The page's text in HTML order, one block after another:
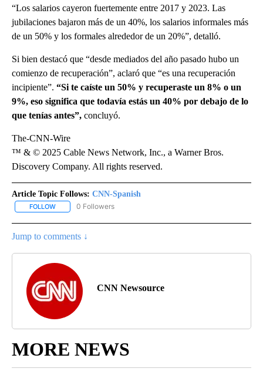
“Los salarios cayeron fuertemente entre 2017 y 2023. Las
jubilaciones bajaron más de un 40%, los salarios informales más
de un 50% y los formales alrededor de un 20%”, detalló.
Si bien destacó que “desde mediados del año pasado hubo un
comienzo de recuperación”, aclaró que “es una recuperación
incipiente”. “Si te caíste un 50% y recuperaste un 8% o un
9%, eso significa que todavía estás un 40% por debajo de lo
que tenías antes”, concluyó.
The-CNN-Wire
™ & © 2025 Cable News Network, Inc., a Warner Bros.
Discovery Company. All rights reserved.
Article Topic Follows: CNN-Spanish
FOLLOW FOLLOW "CNN-SPANISH" TO RECEIVE NOTIFICATIONS ABOUT
0 Followers
Jump to comments ↓
CNN Newsource
MORE NEWS